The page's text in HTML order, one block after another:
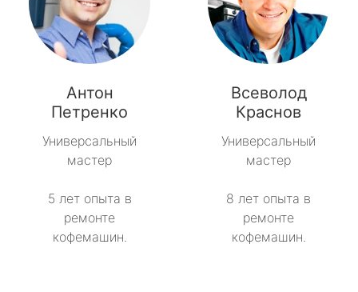
Антон
Петренко
Универсальный
мастер
5 лет опыта в
ремонте
кофемашин.
Всеволод
Краснов
Универсальный
мастер
8 лет опыта в
ремонте
кофемашин.